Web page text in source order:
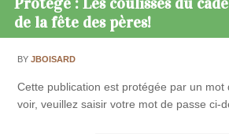
de la fête des pères!
BYJBOISARD
Cette publication est protégée par un mot
voir, veuillez saisir votre mot de passe ci-